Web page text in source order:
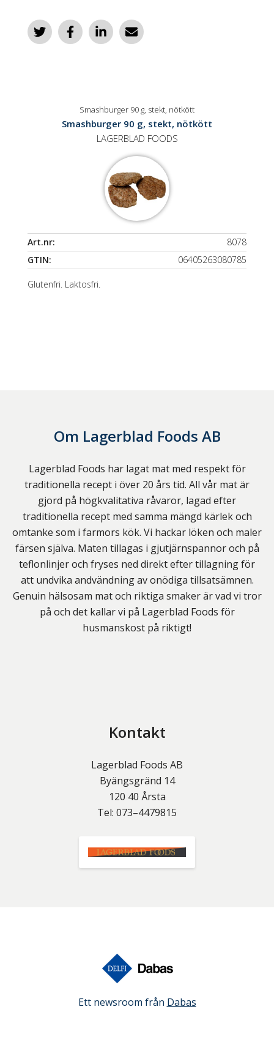
Smashburger 90 g, stekt, nötkött
Smashburger 90 g, stekt, nötkött
LAGERBLAD FOODS
Art.nr:
8078
GTIN:
06405263080785
Glutenfri. Laktosfri.
Om Lagerblad Foods AB
Lagerblad Foods har lagat mat med respekt för
traditionella recept i över 20 års tid. All vår mat är
gjord på högkvalitativa råvaror, lagad efter
traditionella recept med samma mängd kärlek och
omtanke som i farmors kök. Vi hackar löken och maler
färsen själva. Maten tillagas i gjutjärnspannor och på
teflonlinjer och fryses ned direkt efter tillagning för
att undvika andvändning av onödiga tillsatsämnen.
Genuin hälsosam mat och riktiga smaker är vad vi tror
på och det kallar vi på Lagerblad Foods för
husmanskost på riktigt!
Kontakt
Lagerblad Foods AB
Byängsgränd 14
120 40 Årsta
Tel: 073–4479815
Ett newsroom från Dabas